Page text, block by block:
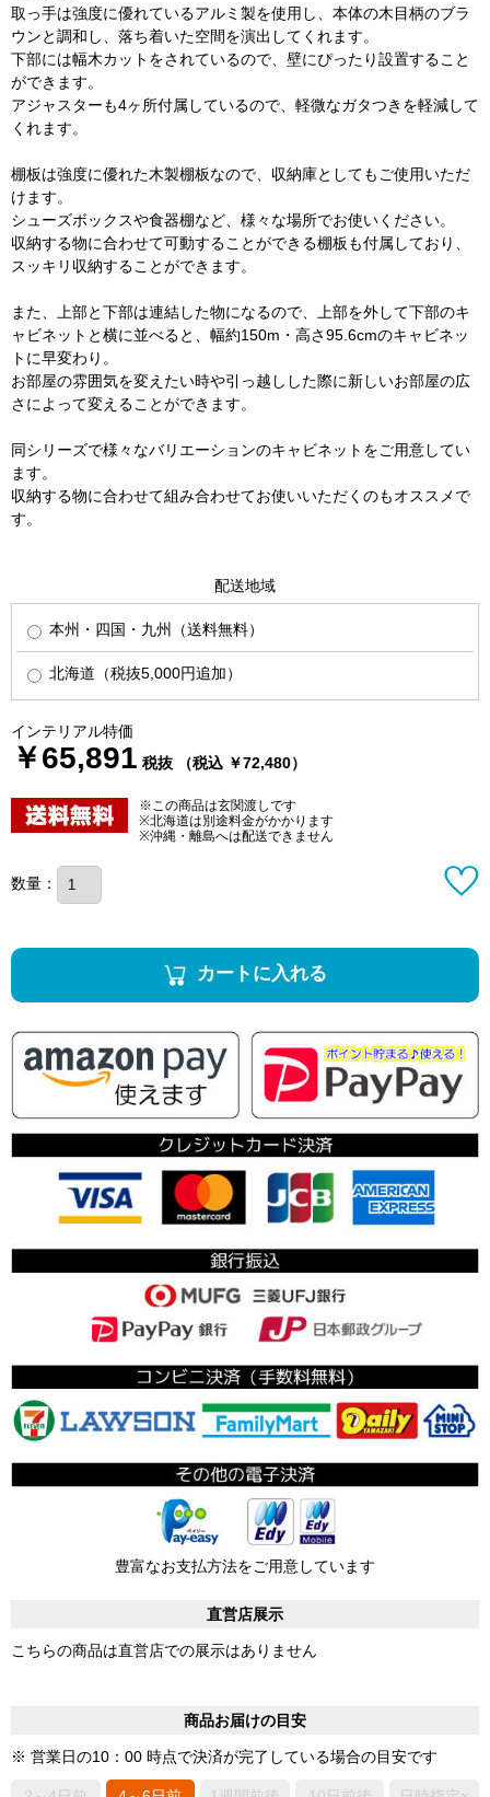
取っ手は強度に優れているアルミ製を使用し、本体の木目柄のブラ
ウンと調和し、落ち着いた空間を演出してくれます。
下部には幅木カットをされているので、壁にぴったり設置すること
ができます。
アジャスターも4ヶ所付属しているので、軽微なガタつきを軽減して
くれます。
棚板は強度に優れた木製棚板なので、収納庫としてもご使用いただ
けます。
シューズボックスや食器棚など、様々な場所でお使いください。
収納する物に合わせて可動することができる棚板も付属しており、
スッキリ収納することができます。
また、上部と下部は連結した物になるので、上部を外して下部のキ
ャビネットと横に並べると、幅約150m・高さ95.6cmのキャビネッ
トに早変わり。
お部屋の雰囲気を変えたい時や引っ越しした際に新しいお部屋の広
さによって変えることができます。
同シリーズで様々なバリエーションのキャビネットをご用意してい
ます。
収納する物に合わせて組み合わせてお使いいただくのもオススメで
す。
配送地域
本州・四国・九州（送料無料）
北海道（税抜5,000円追加）
インテリアル特価
￥65,891 税抜 （税込 ￥72,480）
※この商品は玄関渡しです
※北海道は別途料金がかかります
※沖縄・離島へは配送できません
数量：
カートに入れる
豊富なお支払方法をご用意しています
直営店展示
こちらの商品は直営店での展示はありません
商品お届けの目安
※ 営業日の10：00 時点で決済が完了している場合の目安です